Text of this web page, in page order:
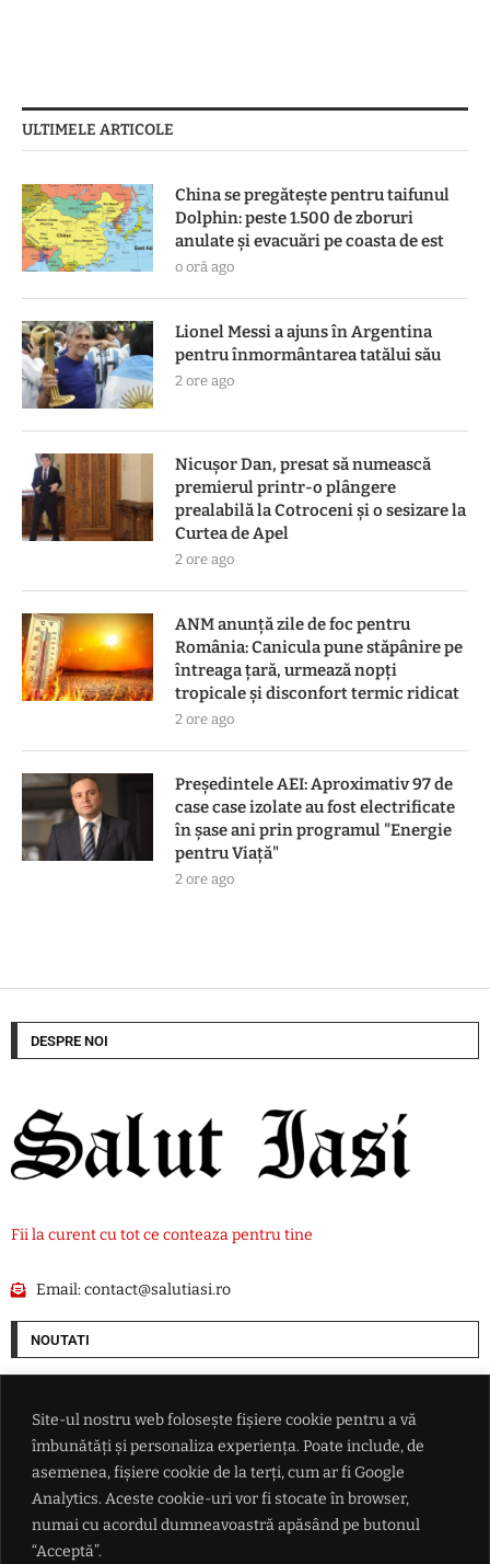
Site-ul nostru web folosește fișiere cookie pentru a vă
îmbunătăți și personaliza experiența. Poate include, de
asemenea, fișiere cookie de la terți, cum ar fi Google
Analytics. Aceste cookie-uri vor fi stocate în browser,
numai cu acordul dumneavoastră apăsând pe butonul
“Acceptă”.
ULTIMELE ARTICOLE
China se pregătește pentru taifunul
Dolphin: peste 1.500 de zboruri
anulate și evacuări pe coasta de est
o oră ago
Lionel Messi a ajuns în Argentina
pentru înmormântarea tatălui său
2 ore ago
Nicușor Dan, presat să numească
premierul printr-o plângere
prealabilă la Cotroceni și o sesizare la
Curtea de Apel
2 ore ago
ANM anunță zile de foc pentru
România: Canicula pune stăpânire pe
întreaga țară, urmează nopți
tropicale și disconfort termic ridicat
2 ore ago
Preşedintele AEI: Aproximativ 97 de
case case izolate au fost electrificate
în şase ani prin programul "Energie
pentru Viaţă"
2 ore ago
DESPRE NOI
Fii la curent cu tot ce conteaza pentru tine
Email:contact@salutiasi.ro
NOUTATI
anulate și evacuări pe coasta de est
Lionel Messi a ajuns în Argentina pentru înmormântarea tatălui său
Nicușor Dan, presat să numească premierul printr-o plângere
prealabilă la Cotroceni și o sesizare la Curtea de Apel